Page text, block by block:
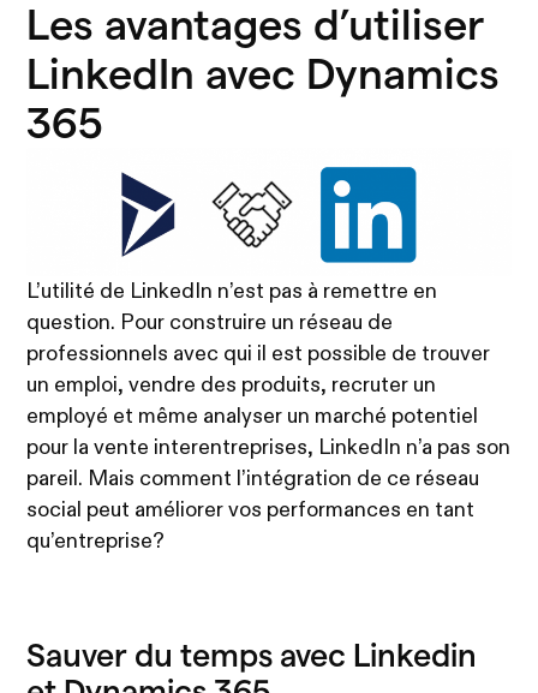
Les avantages d’utiliser
LinkedIn avec Dynamics
365
L’utilité de LinkedIn n’est pas à remettre en
question. Pour construire un réseau de
professionnels avec qui il est possible de trouver
un emploi, vendre des produits, recruter un
employé et même analyser un marché potentiel
pour la vente interentreprises, LinkedIn n’a pas son
pareil. Mais comment l’intégration de ce réseau
social peut améliorer vos performances en tant
qu’entreprise?
Sauver du temps avec Linkedin